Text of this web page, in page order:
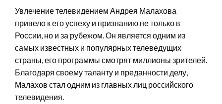
Увлечение телевидением Андрея Малахова
привело к его успеху и признанию не только в
России, но и за рубежом. Он является одним из
самых известных и популярных телеведущих
страны, его программы смотрят миллионы зрителей.
Благодаря своему таланту и преданности делу,
Малахов стал одним из главных лиц российского
телевидения.